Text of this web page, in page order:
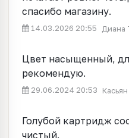
спасибо магазину.
14.03.2026 20:55 Диана
Цвет насыщенный,
рекомендую.
29.06.2024 20:53
Голубой картридж
чистый.